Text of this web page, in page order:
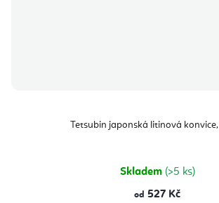
Tetsubin japonská litinová
Skladem (>5 ks)
od 527 Kč